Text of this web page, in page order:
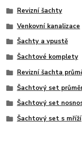
Revizní šachty
Venkovní kanalizace
Šachty a vpustě
Šachtové komplety
Revizní šachta
Šachtový set
Šachtový set
Šachtový set s mříží